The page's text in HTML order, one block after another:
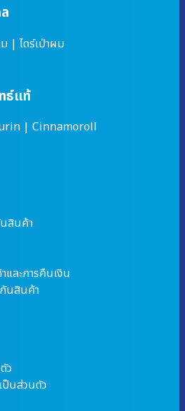
| ไดร์เป่าผม
ธ์แท้
| Cinnamoroll
สินค้า
และการคืนเงิน
กันสินค้า
ว
ป็นส่วนตัว